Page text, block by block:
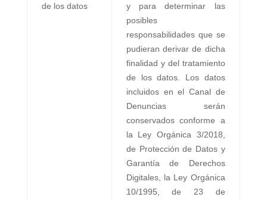
de los datos
y para determinar las
posibles
responsabilidades que se
pudieran derivar de dicha
finalidad y del tratamiento
de los datos. Los datos
incluidos en el Canal de
Denuncias serán
conservados conforme a
la Ley Orgánica 3/2018,
de Protección de Datos y
Garantía de Derechos
Digitales, la Ley Orgánica
10/1995, de 23 de